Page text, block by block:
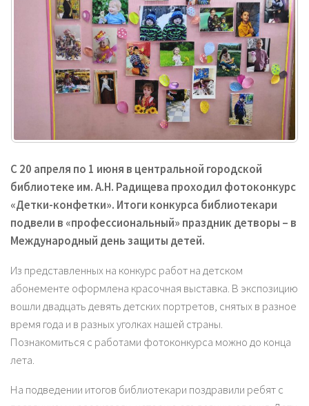
С 20 апреля по 1 июня в центральной городской
библиотеке им. А.Н. Радищева проходил фотоконкурс
«Детки-конфетки». Итоги конкурса библиотекари
подвели в «профессиональный» праздник детворы – в
Международный день защиты детей.
Из представленных на конкурс работ на детском
абонементе оформлена красочная выставка. В экспозицию
вошли двадцать девять детских портретов, снятых в разное
время года и в разных уголках нашей страны.
Познакомиться с работами фотоконкурса можно до конца
лета.
На подведении итогов библиотекари поздравили ребят с